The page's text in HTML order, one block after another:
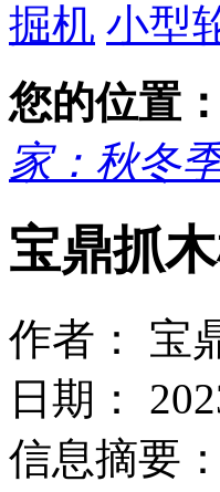
掘机 小型
您的位置：
家：秋冬
宝鼎抓
作者： 宝
日期：
信息摘要：